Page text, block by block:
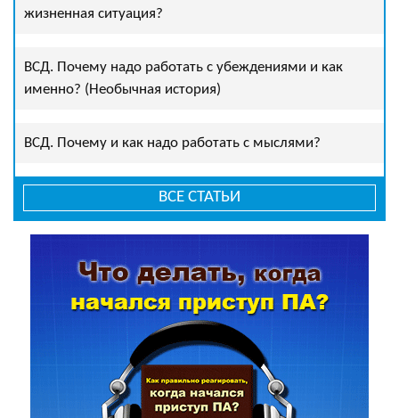
жизненная ситуация?
ВСД. Почему надо работать с убеждениями и как
именно? (Необычная история)
ВСД. Почему и как надо работать с мыслями?
ВСЕ СТАТЬИ